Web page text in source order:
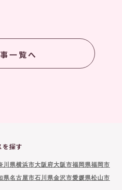
一覧へ
探す
川県横浜市大阪府大阪市福岡県福岡市
県名古屋市石川県金沢市愛媛県松山市